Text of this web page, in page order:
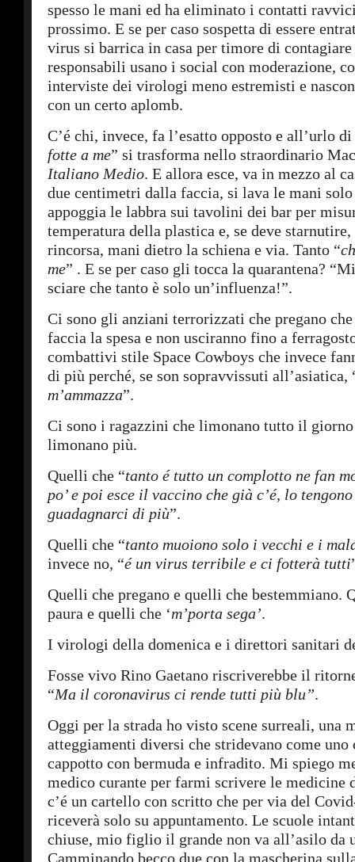
spesso le mani ed ha eliminato i contatti
prossimo. E se per caso sospetta di essere
virus si barrica in casa per timore di
responsabili usano i social con moderazione,
interviste dei virologi meno estremisti e
con un certo aplomb.
C’é chi, invece, fa l’esatto opposto e all’urlo di
fotte a me” si trasforma nello straordinario
Italiano Medio. E allora esce, va in mezzo al
due centimetri dalla faccia, si lava le mani
appoggia le labbra sui tavolini dei bar per
temperatura della plastica e, se deve starnutire,
rincorsa, mani dietro la schiena e via. Tanto “
me” . E se per caso gli tocca la quarantena?
sciare che tanto è solo un’influenza!”.
Ci sono gli anziani terrorizzati che pregano
faccia la spesa e non usciranno fino a
combattivi stile Space Cowboys che invece
di più perché, se son sopravvissuti all’asiatica,
m’ammazza”.
Ci sono i ragazzini che limonano tutto il
limonano più.
Quelli che “tanto é tutto un complotto ne fan
po’ e poi esce il vaccino che già c’é, lo
guadagnarci di più”.
Quelli che “tanto muoiono solo i vecchi e i
invece no, “é un virus terribile e ci fotterà tutti
Quelli che pregano e quelli che bestemmiano.
paura e quelli che ‘m’porta sega’.
I virologi della domenica e i direttori sanitari
Fosse vivo Rino Gaetano riscriverebbe il
“Ma il coronavirus ci rende tutti più blu”.
Oggi per la strada ho visto scene surreali, una
atteggiamenti diversi che stridevano come uno
cappotto con bermuda e infradito. Mi spiego
medico curante per farmi scrivere le medicine
c’é un cartello con scritto che per via del
riceverà solo su appuntamento. Le scuole
chiuse, mio figlio il grande non va all’asilo da
Camminando becco due con la mascherina